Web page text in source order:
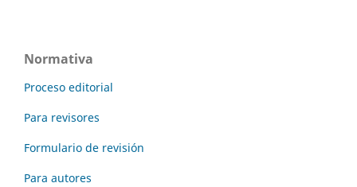
Normativa
Proceso editorial
Para revisores
Formulario de revisión
Para autores